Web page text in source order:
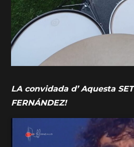
LA convidada d’ Aquesta
FERNÁNDEZ!